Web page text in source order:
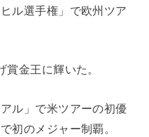
ル選手権」で欧州ツア
金王に輝いた。
ル」で米ツアーの初優
初のメジャー制覇。